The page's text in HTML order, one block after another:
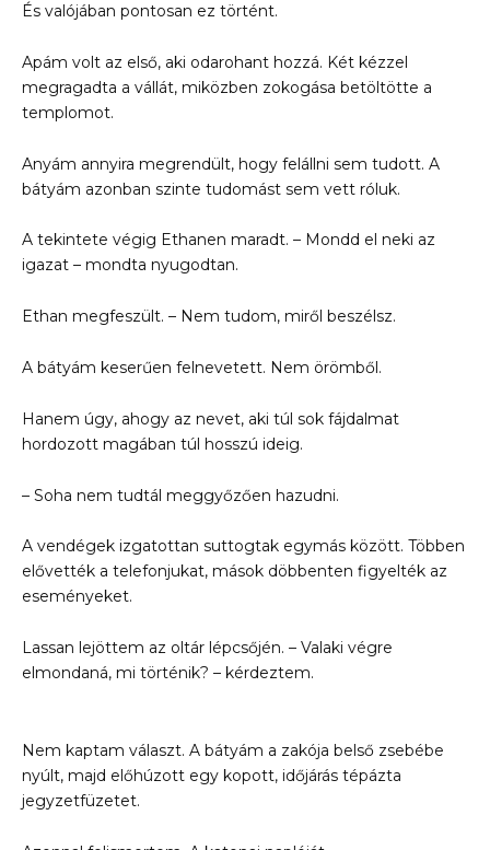
És valójában pontosan ez történt.
Apám volt az első, aki odarohant hozzá. Két kézzel
megragadta a vállát, miközben zokogása betöltötte a
templomot.
Anyám annyira megrendült, hogy felállni sem tudott. A
bátyám azonban szinte tudomást sem vett róluk.
A tekintete végig Ethanen maradt. – Mondd el neki az
igazat – mondta nyugodtan.
Ethan megfeszült. – Nem tudom, miről beszélsz.
A bátyám keserűen felnevetett. Nem örömből.
Hanem úgy, ahogy az nevet, aki túl sok fájdalmat
hordozott magában túl hosszú ideig.
– Soha nem tudtál meggyőzően hazudni.
A vendégek izgatottan suttogtak egymás között. Többen
elővették a telefonjukat, mások döbbenten figyelték az
eseményeket.
Lassan lejöttem az oltár lépcsőjén. – Valaki végre
elmondaná, mi történik? – kérdeztem.
Nem kaptam választ. A bátyám a zakója belső zsebébe
nyúlt, majd előhúzott egy kopott, időjárás tépázta
jegyzetfüzetet.